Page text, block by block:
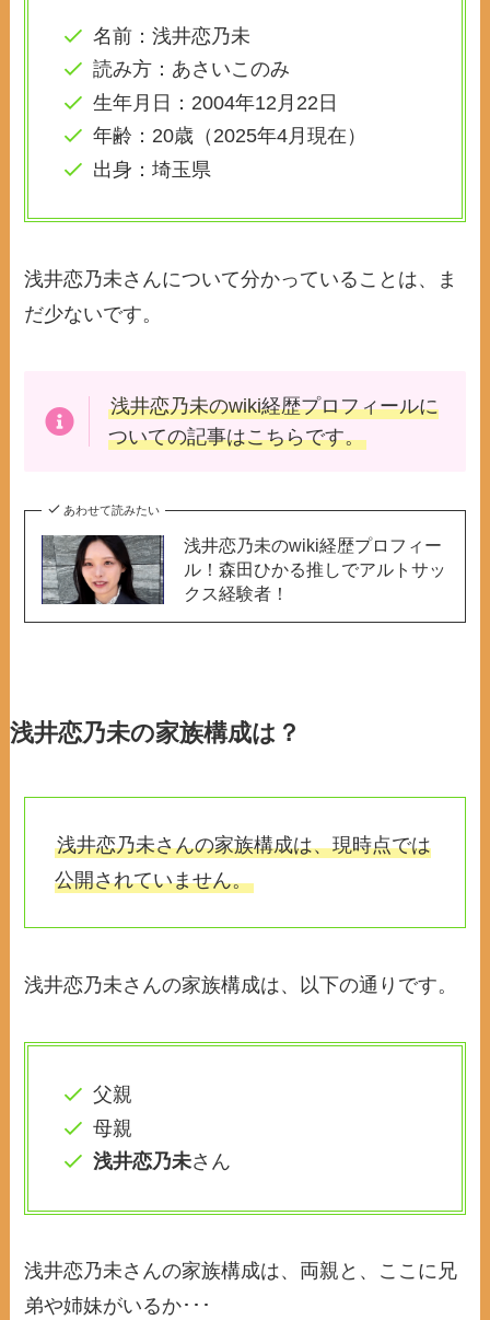
名前：浅井恋乃未
読み方：あさいこのみ
生年月日：2004年12月22日
年齢：20歳（2025年4月現在）
出身：埼玉県
浅井恋乃未さんについて分かっていることは、ま
だ少ないです。
浅井恋乃未のwiki経歴プロフィールに
ついての記事はこちらです。
あわせて読みたい
浅井恋乃未のwiki経歴プロフィー
ル！森田ひかる推しでアルトサッ
クス経験者！
浅井恋乃未の家族構成は？
浅井恋乃未さんの家族構成は、現時点では
公開されていません。
浅井恋乃未さんの家族構成は、以下の通りです。
父親
母親
浅井恋乃未さん
浅井恋乃未さんの家族構成は、両親と、ここに兄
弟や姉妹がいるか･･･